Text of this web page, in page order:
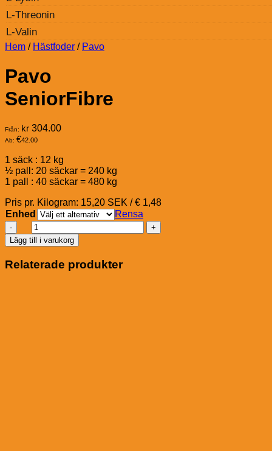
L-Threonin
L-Valin
Hem / Hästfoder / Pavo
Pavo
SeniorFibre
Från: kr 304.00
Ab: €42.00
1 säck : 12 kg
½ pall: 20 säckar = 240 kg
1 pall : 40 säckar = 480 kg
Pris pr. Kilogram: 15,20 SEK / € 1,48
Enhed
Rensa
Pavo
SeniorFibre
mängd
Lägg till i varukorg
Relaterade produkter